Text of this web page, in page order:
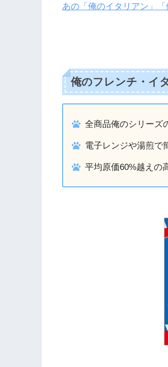
あの「俺のイタリアン」
俺のフレンチ・イ
全商品俺のシリーズ
電子レンジや湯煎で
平均原価60%越えの